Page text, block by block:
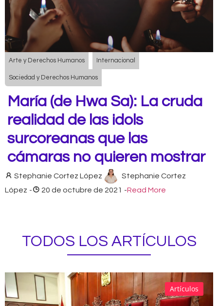
Arte y Derechos Humanos Internacional
Sociedad y Derechos Humanos
María (de Hwa Sa): La cruda
realidad de las idols
surcoreanas que las
cámaras no quieren mostrar
Stephanie Cortez López
Stephanie Cortez
López - 20 de octubre de 2021 -Read More
TODOS LOS ARTÍCULOS
Artículos